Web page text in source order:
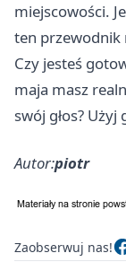
miejscowości.
ten przewodnik
Czy jesteś
maja masz
swój głos?
Autor:piotr
Zaobserwuj nas!